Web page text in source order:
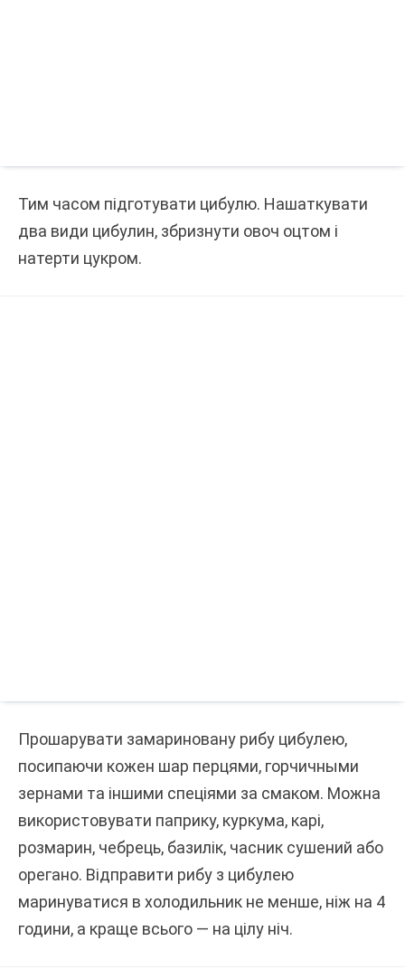
Тим часом підготувати цибулю. Нашаткувати
два види цибулин, збризнути овоч оцтом і
натерти цукром.
Прошарувати замариновану рибу цибулею,
посипаючи кожен шар перцями, горчичными
зернами та іншими спеціями за смаком. Можна
використовувати паприку, куркума, карі,
розмарин, чебрець, базилік, часник сушений або
орегано. Відправити рибу з цибулею
маринуватися в холодильник не менше, ніж на 4
години, а краще всього — на цілу ніч.